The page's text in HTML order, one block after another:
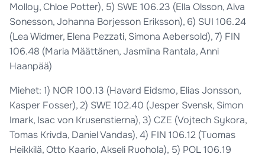
Molloy, Chloe Potter), 5) SWE 106.23 (Ella Olsson, Alva
Sonesson, Johanna Borjesson Eriksson), 6) SUI 106.24
(Lea Widmer, Elena Pezzati, Simona Aebersold), 7) FIN
106.48 (Maria Määttänen, Jasmiina Rantala, Anni
Haanpää)
Miehet: 1) NOR 100.13 (Havard Eidsmo, Elias Jonsson,
Kasper Fosser), 2) SWE 102.40 (Jesper Svensk, Simon
Imark, Isac von Krusenstierna), 3) CZE (Vojtech Sykora,
Tomas Krivda, Daniel Vandas), 4) FIN 106.12 (Tuomas
Heikkilä, Otto Kaario, Akseli Ruohola), 5) POL 106.19